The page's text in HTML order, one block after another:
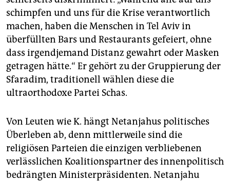
schimpfen und uns für die Krise verantwortlich
machen, haben die Menschen in Tel Aviv in
überfüllten Bars und Restaurants gefeiert, ohne
dass irgendjemand Distanz gewahrt oder Masken
getragen hätte.“ Er gehört zu der Gruppierung der
Sfaradim, traditionell wählen diese die
ultraorthodoxe Partei Schas.
Von Leuten wie K. hängt Netanjahus politisches
Überleben ab, denn mittlerweile sind die
religiösen Parteien die einzigen verbliebenen
verlässlichen Koalitionspartner des innenpolitisch
bedrängten Ministerpräsidenten. Netanjahu